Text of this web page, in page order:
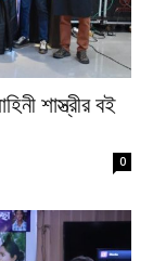
শাস্ত্রীর বই
0